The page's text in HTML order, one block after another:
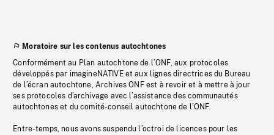
Moratoire sur les contenus autochtones
Conformément au Plan autochtone de l’ONF, aux protocoles
développés par imagineNATIVE et aux lignes directrices du Bureau
de l’écran autochtone, Archives ONF est à revoir et à mettre à jour
ses protocoles d’archivage avec l’assistance des communautés
autochtones et du comité-conseil autochtone de l’ONF.
Entre-temps, nous avons suspendu l’octroi de licences pour les